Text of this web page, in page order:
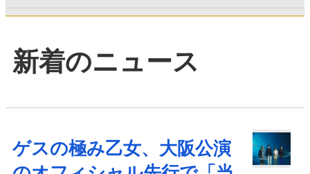
新着のニュース
ゲスの極み乙女、大阪公演